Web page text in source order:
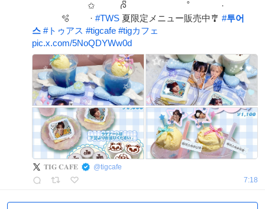
✩ ᰍᩚ ˚ ·
🫧 · #TWS 夏限定メニュー販売中🎐 #투어
스 #トゥアス #tigcafe #tigカフェ
pic.x.com/5NoQDYWw0d
𝐓𝐈𝐆 𝐂𝐀𝐅𝐄 @tigcafe
7:18